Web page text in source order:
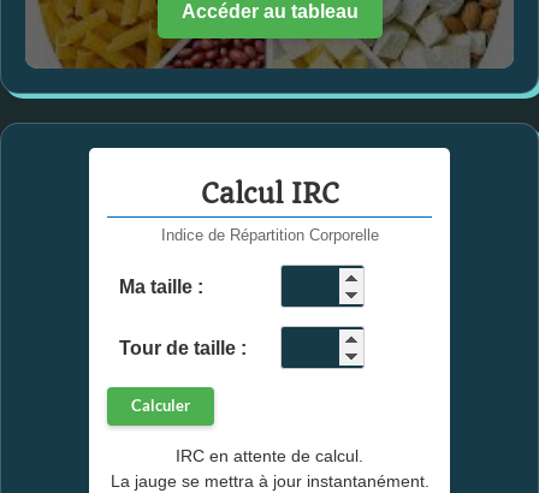
Accéder au tableau
Calcul IRC
Indice de Répartition Corporelle
Ma taille :
Tour de taille :
Calculer
IRC en attente de calcul.
La jauge se mettra à jour instantanément.